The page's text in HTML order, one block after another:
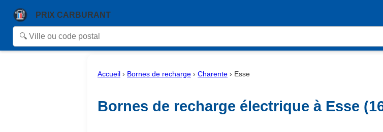
PRIX CARBURANT
Accueil › Bornes de recharge › Charente › Esse
Bornes de recharge électrique à Esse